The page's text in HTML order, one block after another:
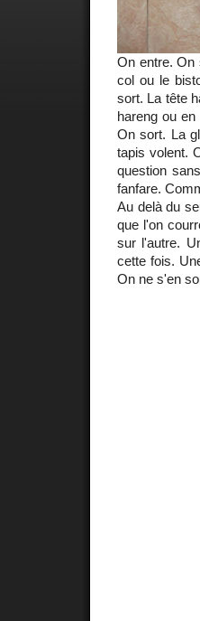
On entre. On
col ou le
sort. La tête
hareng ou
On sort. La
tapis volent.
question
fanfare.
Au delà du
que l'on
sur l'autre.
cette fois.
On ne s'en